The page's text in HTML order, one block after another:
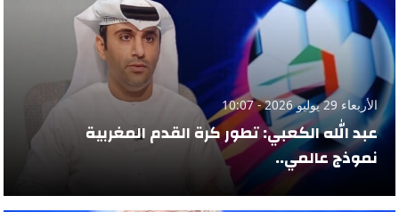
الأربعاء 29 يوليو 2026 - 10:07
عبد الله الكعبي: تطور كرة القدم المغربية
نموذج عالمي..